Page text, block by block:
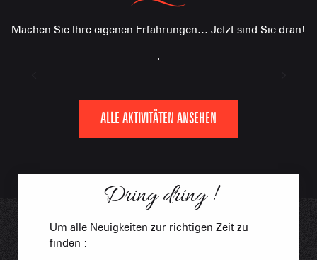
Machen Sie Ihre eigenen Erfahrungen… Jetzt sind Sie dran!
.
ALLE AKTIVITÄTEN ANSEHEN
Dring dring !
Um alle Neuigkeiten zur richtigen Zeit zu
finden :